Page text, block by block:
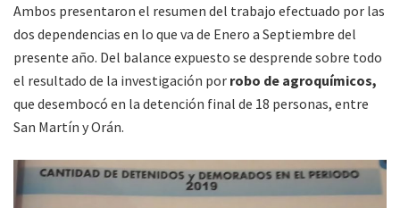
Ambos presentaron el resumen del trabajo efectuado por las
dos dependencias en lo que va de Enero a Septiembre del
presente año. Del balance expuesto se desprende sobre todo
el resultado de la investigación por robo de agroquímicos,
que desembocó en la detención final de 18 personas, entre
San Martín y Orán.